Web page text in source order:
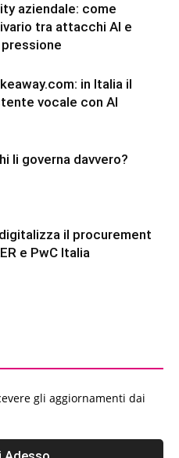
aziendale: come
tra attacchi AI e
in Italia il
vocale con AI
li governa davvero?
il procurement
e PwC Italia
gli aggiornamenti dai